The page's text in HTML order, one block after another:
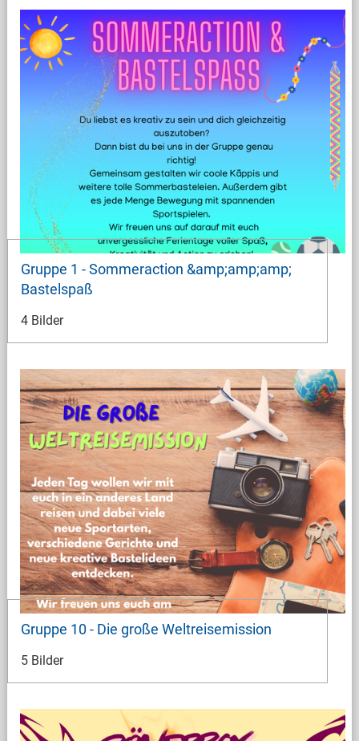
Gruppe 1 - Sommeraction &amp;amp;amp;
Bastelspaß
4 Bilder
Gruppe 10 - Die große Weltreisemission
5 Bilder